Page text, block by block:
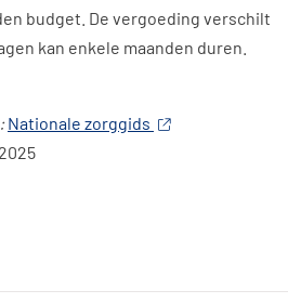
budget. De vergoeding verschilt
kan enkele maanden duren.
Nationale zorggids